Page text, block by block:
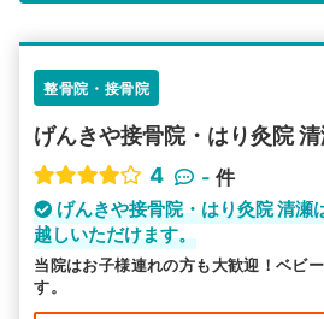
詳細条件で絞り
その他の検索方
駅から探す
整骨院・接骨院
げんきや接骨院・はり灸院
4
- 件
げんきや接骨院・はり灸院 清瀬
越しいただけます。
当院はお子様連れの方も大歓迎！ベビ
す。